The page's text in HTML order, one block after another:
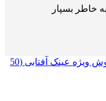
خاطر بسپار
فروش ویژه عینک آفتابی (50